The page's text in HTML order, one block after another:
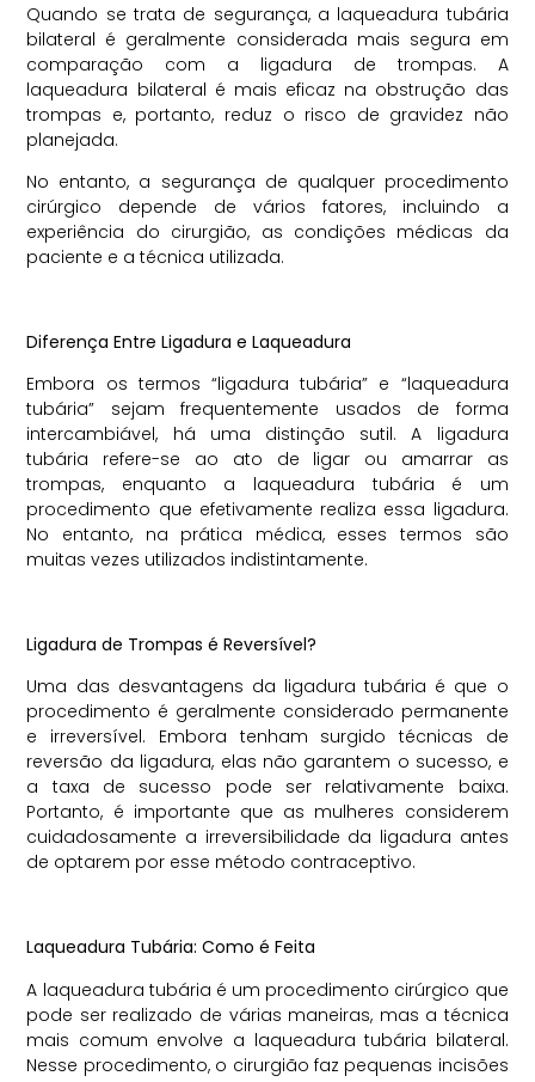
Quando se trata de segurança, a laqueadura tubária
bilateral é geralmente considerada mais segura em
comparação com a ligadura de trompas. A
laqueadura bilateral é mais eficaz na obstrução das
trompas e, portanto, reduz o risco de gravidez não
planejada.
No entanto, a segurança de qualquer procedimento
cirúrgico depende de vários fatores, incluindo a
experiência do cirurgião, as condições médicas da
paciente e a técnica utilizada.
Diferença Entre Ligadura e Laqueadura
Embora os termos “ligadura tubária” e “laqueadura
tubária” sejam frequentemente usados de forma
intercambiável, há uma distinção sutil. A ligadura
tubária refere-se ao ato de ligar ou amarrar as
trompas, enquanto a laqueadura tubária é um
procedimento que efetivamente realiza essa ligadura.
No entanto, na prática médica, esses termos são
muitas vezes utilizados indistintamente.
Ligadura de Trompas é Reversível?
Uma das desvantagens da ligadura tubária é que o
procedimento é geralmente considerado permanente
e irreversível. Embora tenham surgido técnicas de
reversão da ligadura, elas não garantem o sucesso, e
a taxa de sucesso pode ser relativamente baixa.
Portanto, é importante que as mulheres considerem
cuidadosamente a irreversibilidade da ligadura antes
de optarem por esse método contraceptivo.
Laqueadura Tubária: Como é Feita
A laqueadura tubária é um procedimento cirúrgico que
pode ser realizado de várias maneiras, mas a técnica
mais comum envolve a laqueadura tubária bilateral.
Nesse procedimento, o cirurgião faz pequenas incisões